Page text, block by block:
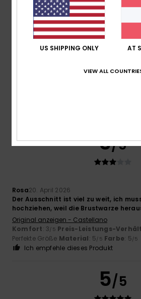
4 /5
3/5
Rosa20. April 2026
Der Ausschnitt ist viel zu weit, ich
hochziehen, weil die Brustwarze
Original anzeigen - Castellano
Komfort: 3/5 Preis-Leistungs-
Perfekte Größe Material: 5/5 Farbe: 5/5
Ich empfehle dieses Produkt
5/5
US SHIPPING ONLY AT
VIEW ALL